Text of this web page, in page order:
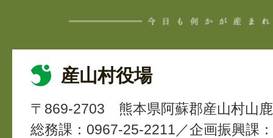
産山村役場
〒869-2703
熊本県阿蘇郡産山村山
総務課：0967-25-2211
企画振興課